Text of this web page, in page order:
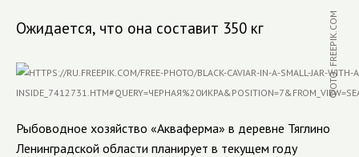
Ожидается, что она составит 350 кг ФОТО: FREEPIK.COM
Рыбоводное хозяйство «Акваферма» в деревне Тяглино
Ленинградской области планирует в текущем году